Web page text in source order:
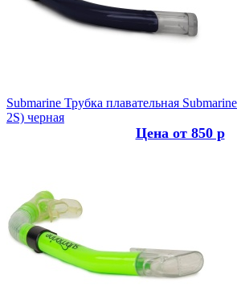
Submarine Трубка плавательная
2S) черная
Цена от 850 р